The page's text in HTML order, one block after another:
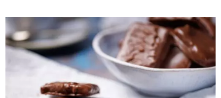
SCHOKOLADE
FÜR
FAULE
–
EINFACH
ZUBEREITETE
PRALINEN
MIT